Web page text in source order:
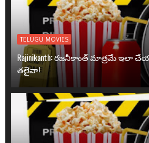
TELUGU MOVIES
Rajinikanth: రజనీకాంత్ మాత్రమే
తలైవా!